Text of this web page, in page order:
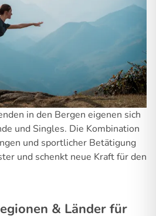
in den Bergen eigenen sich
und Singles. Die Kombination
und sportlicher Betätigung
und schenkt neue Kraft für den
& Länder für